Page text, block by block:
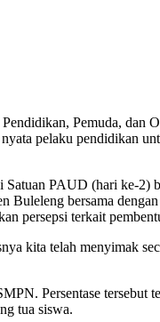
Pemuda, dan
pelaku pendidikan
PAUD (hari ke-2)
bersama
persepsi terkait
kita telah menyimak
Persentase tersebut
tua siswa.